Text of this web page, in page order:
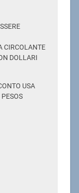
CIRCOLANTE
DOLLARI
USA
PESOS